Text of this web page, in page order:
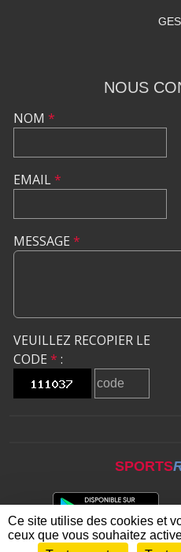
NOUS
NOM *
EMAIL*
MESSAGE *
VEUILLEZ RECOPIER LE
CODE * :
SPORTS
Ce site utilise des cookies et
ceux que vous souhaitez